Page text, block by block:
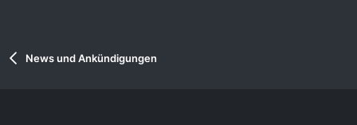
News und Ankündigungen